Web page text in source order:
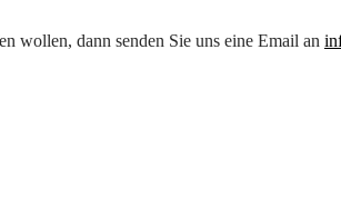
wollen, dann senden Sie uns eine Email an